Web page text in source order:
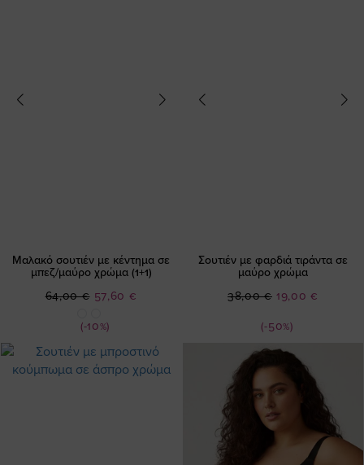
Μαλακό σουτιέν με κέντημα σε
μπεζ/μαύρο χρώμα (1+1)
(-10%)
Ειδική
57,60 €
64,00 €
Σουτιέν με φαρδιά τιράντα σε
μαύρο χρώμα
(-50%)
Ειδική
19,00 €
38,00 €